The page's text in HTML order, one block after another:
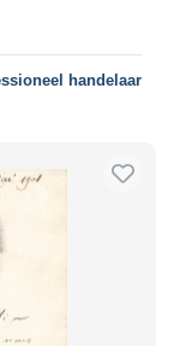
handelaar